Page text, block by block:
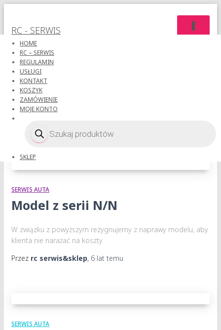
RC - SERWIS
HOME
RC – SERWIS
REGULAMIN
USŁUGI
KONTAKT
KOSZYK
ZAMÓWIENIE
MOJE KONTO
produktów
SKLEP
jetimodel
SERWIS AUTA
Model z serii N/N
W związku z powyższym rezygnujemy z naprawy modelu, aby
klienta nie narażać na koszty
Przez rc serwis&sklep, 6 lat temu
SERWIS AUTA